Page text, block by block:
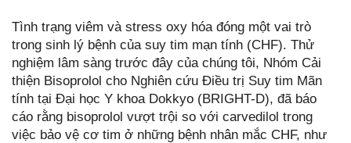
Tình trạng viêm và stress oxy hóa đóng một vai trò
trong sinh lý bệnh của suy tim mạn tính (CHF). Thử
nghiệm lâm sàng trước đây của chúng tôi, Nhóm Cải
thiện Bisoprolol cho Nghiên cứu Điều trị Suy tim Mãn
tính tại Đại học Y khoa Dokkyo (BRIGHT-D), đã báo
cáo rằng bisoprolol vượt trội so với carvedilol trong
việc bảo vệ cơ tim ở những bệnh nhân mắc CHF, như